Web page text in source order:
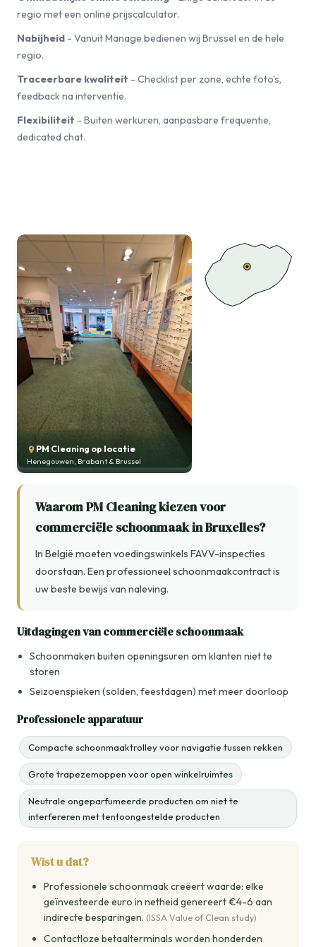
regio met een online prijscalculator.
Nabijheid - Vanuit Manage bedienen wij Brussel en de hele
regio.
Traceerbare kwaliteit - Checklist per zone, echte foto's,
feedback na interventie.
Flexibiliteit - Buiten werkuren, aanpasbare frequentie,
dedicated chat.
PM Cleaning op locatie
Henegouwen, Brabant & Brussel
Waarom PM Cleaning kiezen voor
commerciële schoonmaak in Bruxelles?
In België moeten voedingswinkels FAVV-inspecties
doorstaan. Een professioneel schoonmaakcontract is
uw beste bewijs van naleving.
Uitdagingen van commerciële schoonmaak
Schoonmaken buiten openingsuren om klanten niet te
storen
Seizoenspieken (solden, feestdagen) met meer doorloop
Professionele apparatuur
Compacte schoonmaaktrolley voor navigatie tussen rekken
Grote trapezemoppen voor open winkelruimtes
Neutrale ongeparfumeerde producten om niet te
interfereren met tentoongestelde producten
Wist u dat?
Professionele schoonmaak creëert waarde: elke
geïnvesteerde euro in netheid genereert €4-6 aan
indirecte besparingen. (ISSA Value of Clean study)
Contactloze betaalterminals worden honderden